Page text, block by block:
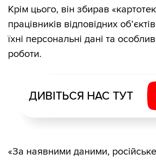
Крім цього, він збирав
працівників відповідних
їхні персональні дані та
роботи.
ДИВІТЬСЯ НАС ТУТ
«За наявними даними,